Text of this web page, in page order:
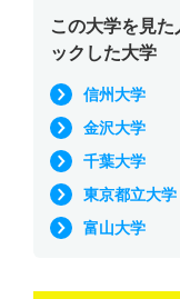
この大学を見
ックした大学
信州大学
金沢大学
千葉大学
東京都立大学
富山大学